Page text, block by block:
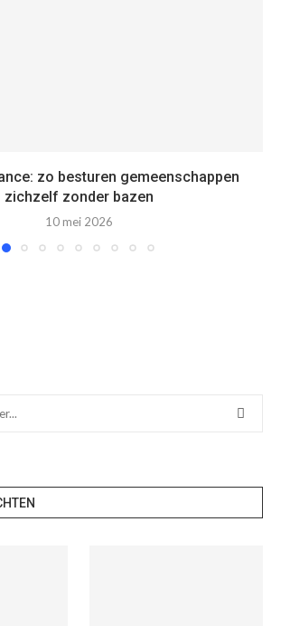
zo besturen gemeenschappen
zichzelf zonder bazen
10 mei 2026